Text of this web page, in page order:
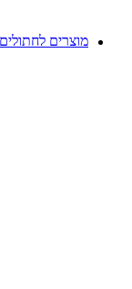
מוצרים לחתולים